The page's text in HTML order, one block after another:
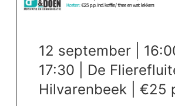
12 september |
17:30 | De
Hilvarenbeek | €25